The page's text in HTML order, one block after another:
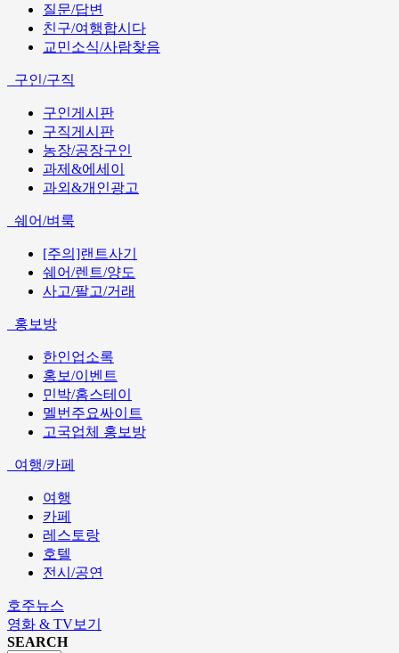
질문/답변
친구/여행합시다
교민소식/사람찾음
구인/구직
구인게시판
구직게시판
농장/공장구인
과제&에세이
과외&개인광고
쉐어/벼룩
[주의]랜트사기
쉐어/렌트/양도
사고/팔고/거래
홍보방
한인업소록
홍보/이벤트
민박/홈스테이
멜번주요싸이트
고국업체 홍보방
여행/카페
여행
카페
레스토랑
호텔
전시/공연
호주뉴스
영화 & TV보기
SEARCH